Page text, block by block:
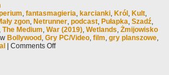
, fantasmagieria, karcianki, Król , Kult,
zgon, Netrunner, podcast, Pułapka, Szadź,
, The Medium, War (2019), Wetlands, Żmijowisko
Bollywood , Gry PC/Video, film, gry planszowe,
Comments Off